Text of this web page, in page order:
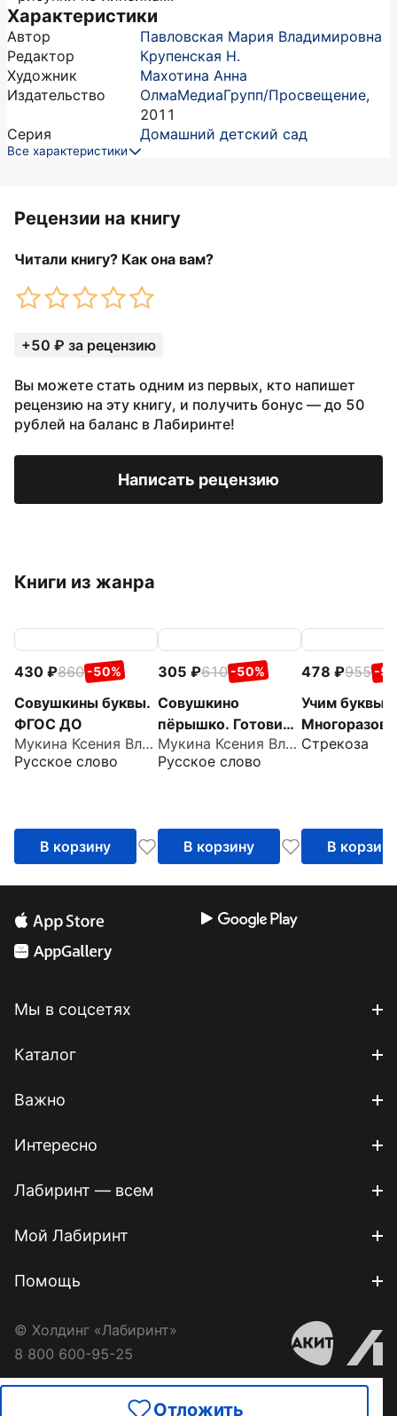
Характеристики
Автор
Павловская Мария Владимировна
Редактор
Крупенская Н.
Художник
Махотина Анна
Издательство
ОлмаМедиаГрупп/Просвещение,
2011
Серия
Домашний детский сад
Все характеристики
Отложить
Рецензии на книгу
Читали книгу? Как она вам?
+50 ₽ за рецензию
Вы можете стать одним из первых, кто напишет
рецензию на эту книгу, и получить бонус — до 50
рублей на баланс в Лабиринте!
Написать рецензию
Книги из жанра
430 860 -50%
Совушкины буквы.
ФГОС ДО
Мукина Ксения Владимировна
Русское слово
В корзину
305 610 -50%
Совушкино
пёрышко. Готовим
руку к письму.
ФГОС ДО
Мукина Ксения Владимировна
Русское слово
В корзину
478 955 -
Учим буквы.
рабочие
Стрекоза
В корзину
Мы в соцсетях
Каталог
Важно
Интересно
Лабиринт — всем
Мой Лабиринт
Помощь
© Холдинг «Лабиринт»
8 800 600-95-25